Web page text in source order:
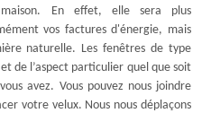
En effet, elle sera plus
vos factures d'énergie, mais
naturelle. Les fenêtres de type
de l’aspect particulier quel que soit
avez. Vous pouvez nous joindre
votre velux. Nous nous déplaçons